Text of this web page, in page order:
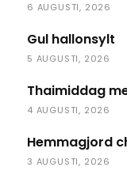
6 AUGUSTI, 2026
Gul hallonsylt
5 AUGUSTI, 2026
Thaimiddag
4 AUGUSTI, 2026
Hemmagjord
3 AUGUSTI, 2026